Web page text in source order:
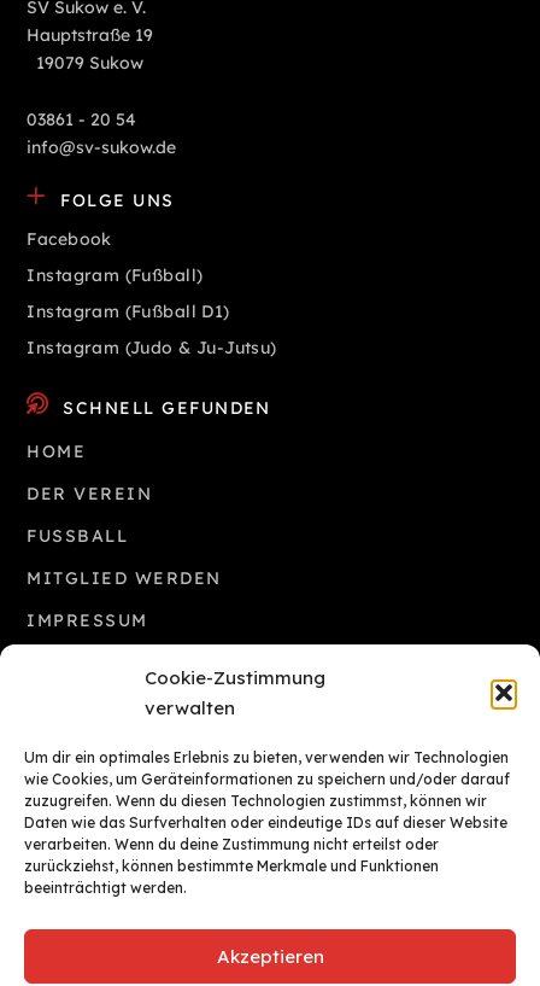
Cookie-Zustimmung
verwalten
Um dir ein optimales Erlebnis zu bieten, verwenden wir Technologien
wie Cookies, um Geräteinformationen zu speichern und/oder darauf
zuzugreifen. Wenn du diesen Technologien zustimmst, können wir
Daten wie das Surfverhalten oder eindeutige IDs auf dieser Website
verarbeiten. Wenn du deine Zustimmung nicht erteilst oder
zurückziehst, können bestimmte Merkmale und Funktionen
beeinträchtigt werden.
Akzeptieren
SV Sukow e. V.
Hauptstraße 19
19079 Sukow
03861 - 20 54
info@sv-sukow.de
FOLGE UNS
Facebook
Instagram (Fußball)
Instagram (Fußball D1)
Instagram (Judo & Ju-Jutsu)
SCHNELL GEFUNDEN
HOME
DER VEREIN
FUSSBALL
MITGLIED WERDEN
IMPRESSUM
Amateurfußball M-V auf FuPa.net
Ligen aktuell auf FUSSBALL.DE
Ligen Übersicht auf FUSSBALL.DE
Vereine und Verbände auf FUSSBALL.DE
Jetzt Mitglied werden